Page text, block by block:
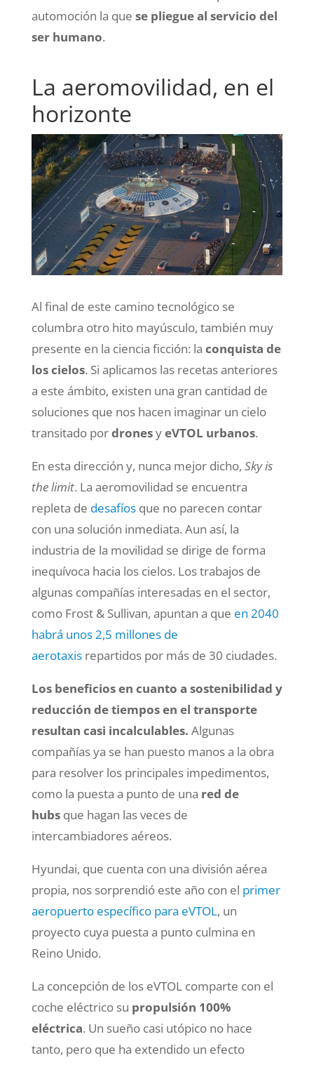
automoción la que se pliegue al servicio del
ser humano.
La aeromovilidad, en el
horizonte
Al final de este camino tecnológico se
columbra otro hito mayúsculo, también muy
presente en la ciencia ficción: la conquista de
los cielos. Si aplicamos las recetas anteriores
a este ámbito, existen una gran cantidad de
soluciones que nos hacen imaginar un cielo
transitado pordronesyeVTOL urbanos.
En esta dirección y, nunca mejor dicho, Sky is
the limit. La aeromovilidad se encuentra
repleta de desafíosque no parecen contar
con una solución inmediata. Aun así, la
industria de la movilidad se dirige de forma
inequívoca hacia los cielos. Los trabajos de
algunas compañías interesadas en el sector,
como Frost & Sullivan, apuntan a que en 2040
habrá unos 2,5 millones de
aerotaxisrepartidos por más de 30 ciudades.
Los beneficios en cuanto a sostenibilidad y
reducción de tiempos en el transporte
resultan casi incalculables. Algunas
compañías ya se han puesto manos a la obra
para resolver los principales impedimentos,
como la puesta a punto de una red de
hubsque hagan las veces de
intercambiadores aéreos.
Hyundai, que cuenta con una división aérea
propia, nos sorprendió este año con el primer
aeropuerto específico para eVTOL, un
proyecto cuya puesta a punto culmina en
Reino Unido.
La concepción de los eVTOL comparte con el
coche eléctrico su propulsión 100%
eléctrica. Un sueño casi utópico no hace
tanto, pero que ha extendido un efecto